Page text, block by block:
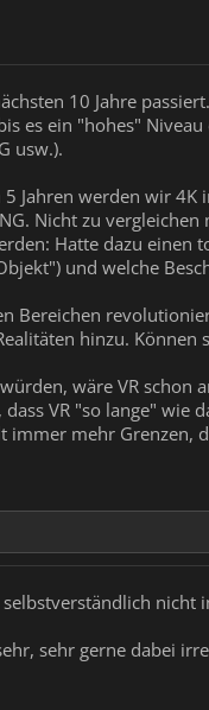
10 Jahre
es ein "hohes"
usw.).
Jahren werden wir 4K
Nicht zu
Hatte dazu
und welche
Bereichen
hinzu.
wäre VR schon
VR "so lange"
immer mehr Grenzen,
sehr gerne dabei